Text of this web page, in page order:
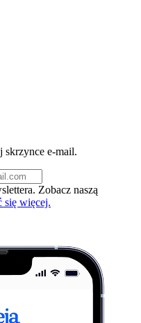
skrzynce e-mail.
Zobacz naszą
się więcej.